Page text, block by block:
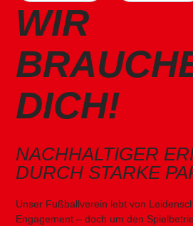
WIR
DICH!
NACHHALTIGER
DURCH STARKE
Unser Fußballverein lebt von
Engagement – doch um den